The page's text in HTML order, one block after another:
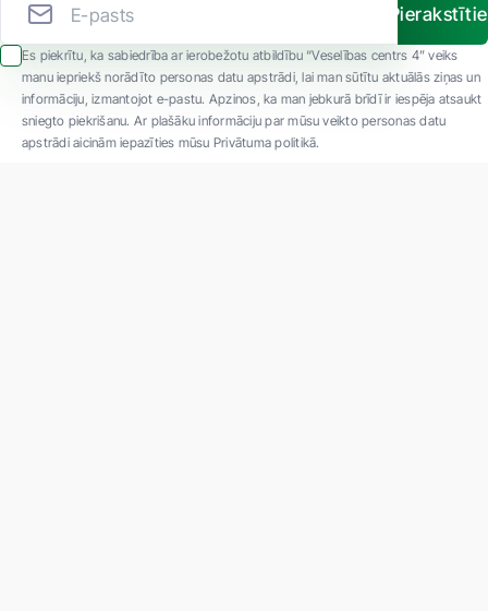
Es piekrītu, ka sabiedrība ar ierobežotu atbildību “Veselības centrs 4” veiks
manu iepriekš norādīto personas datu apstrādi, lai man sūtītu aktuālās ziņas un
informāciju, izmantojot e-pastu. Apzinos, ka man jebkurā brīdī ir iespēja atsaukt
sniegto piekrišanu. Ar plašāku informāciju par mūsu veikto personas datu
apstrādi aicinām iepazīties mūsu Privātuma politikā.